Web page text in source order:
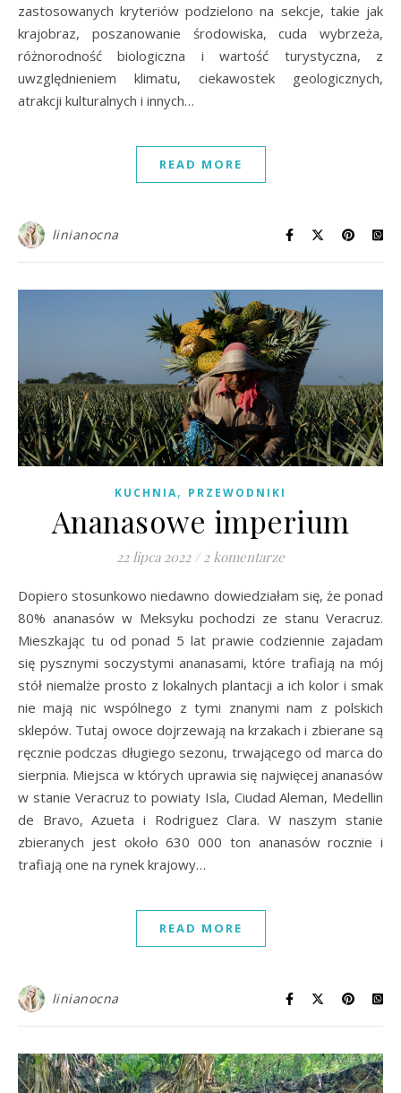
zastosowanych kryteriów podzielono na sekcje, takie jak
krajobraz, poszanowanie środowiska, cuda wybrzeża,
różnorodność biologiczna i wartość turystyczna, z
uwzględnieniem klimatu, ciekawostek geologicznych,
atrakcji kulturalnych i innych…
READ MORE
linianocna
KUCHNIA, PRZEWODNIKI
Ananasowe imperium
22 lipca 2022 / 2 komentarze
Dopiero stosunkowo niedawno dowiedziałam się, że ponad
80% ananasów w Meksyku pochodzi ze stanu Veracruz.
Mieszkając tu od ponad 5 lat prawie codziennie zajadam
się pysznymi soczystymi ananasami, które trafiają na mój
stół niemalże prosto z lokalnych plantacji a ich kolor i smak
nie mają nic wspólnego z tymi znanymi nam z polskich
sklepów. Tutaj owoce dojrzewają na krzakach i zbierane są
ręcznie podczas długiego sezonu, trwającego od marca do
sierpnia. Miejsca w których uprawia się najwięcej ananasów
w stanie Veracruz to powiaty Isla, Ciudad Aleman, Medellin
de Bravo, Azueta i Rodriguez Clara. W naszym stanie
zbieranych jest około 630 000 ton ananasów rocznie i
trafiają one na rynek krajowy…
READ MORE
linianocna